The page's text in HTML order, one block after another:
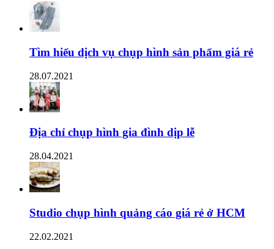
Tìm hiểu dịch vụ chụp hình sản phẩm giá rẻ
28.07.2021
Địa chỉ chụp hình gia đình dịp lễ
28.04.2021
Studio chụp hình quảng cáo giá rẻ ở HCM
22.02.2021